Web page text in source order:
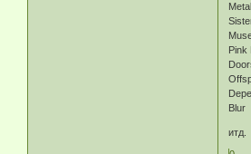
Pink
Blur
итд.